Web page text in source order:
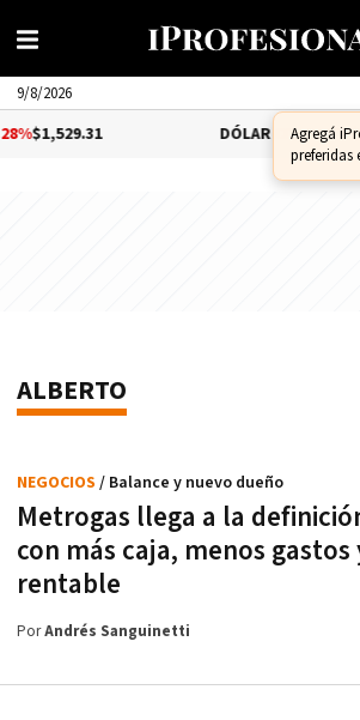
9/8/2026
DÓLAR CCL-1.25%
ALBERTO
Metrogas llega a la
con más caja, menos gastos
rentable
NEGOCIOS / Balance y nuevo dueño
PorAndrés Sanguinetti